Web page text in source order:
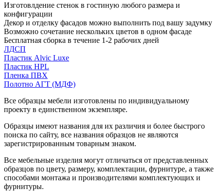
Изготовлдение стенок в гостиную любого размера и
конфигурации
Декор и отделку фасадов можно выполнить под вашу задумку
Возможно сочетание нескольких цветов в одном фасаде
Бесплатная сборка в течение 1-2 рабочих дней
ЛДСП
Пластик Alvic Luxe
Пластик HPL
Пленка ПВХ
Полотно АГТ (МДФ)
Все образцы мебели изготовлены по индивидуальному
проекту в единственном экземпляре.
Образцы имеют названия для их различия и более быстрого
поиска по сайту, все названия образцов не являются
зарегистрированным товарным знаком.
Все мебельные изделия могут отличаться от представленных
образцов по цвету, размеру, комплектации, фурнитуре, а также
способами монтажа и производителями комплектующих и
фурнитуры.